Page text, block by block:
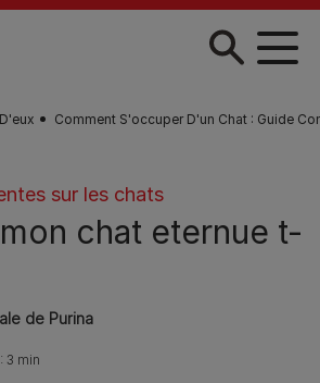
Comment S'occuper D'un Chat : Guide
sur les chats
chat eternue t-
de Purina
3 min